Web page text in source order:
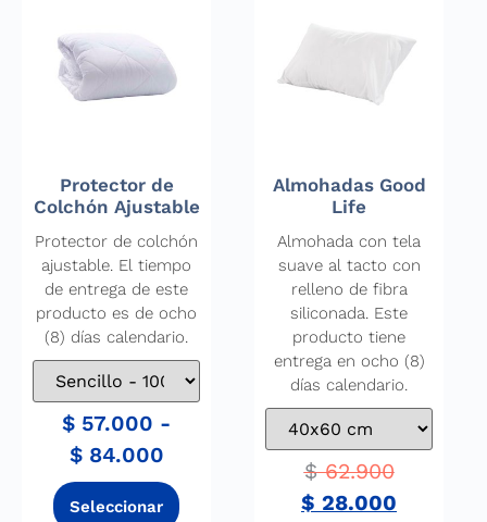
Protector de
Colchón Ajustable
Protector de colchón
ajustable. El tiempo
de entrega de este
producto es de ocho
(8) días calendario.
$ 57.000 -
$84.000
Almohadas Good
Life
Almohada con tela
suave al tacto con
relleno de fibra
siliconada. Este
producto tiene
entrega en ocho (8)
días calendario.
$62.900
$ 28.000